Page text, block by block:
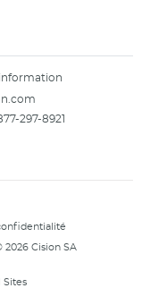
297-8921
Cision SA
Sites